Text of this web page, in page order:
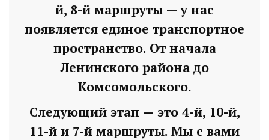
й, 8-й маршруты — у нас
появляется единое транспортное
пространство. От начала
Ленинского района до
Комсомольского.
Следующий этап — это 4-й, 10-й,
11-й и 7-й маршруты. Мы с вами